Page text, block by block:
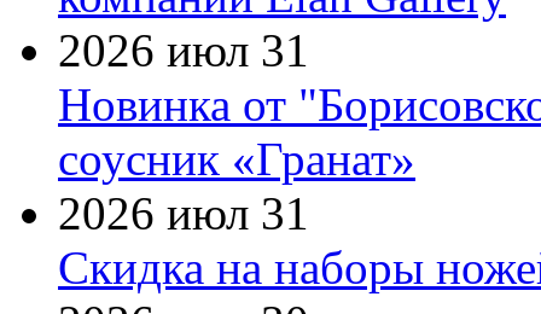
2026 июл 31
Новинка от
соусник «Гранат»
2026 июл 31
Скидка на наборы